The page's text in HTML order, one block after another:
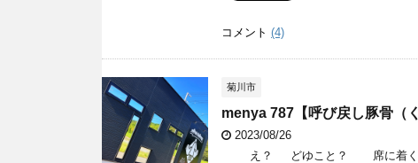
コメント (4)
菊川市
menya 787【呼び戻し豚骨（
2023/08/26
え？ どゆこと？ 席に着く